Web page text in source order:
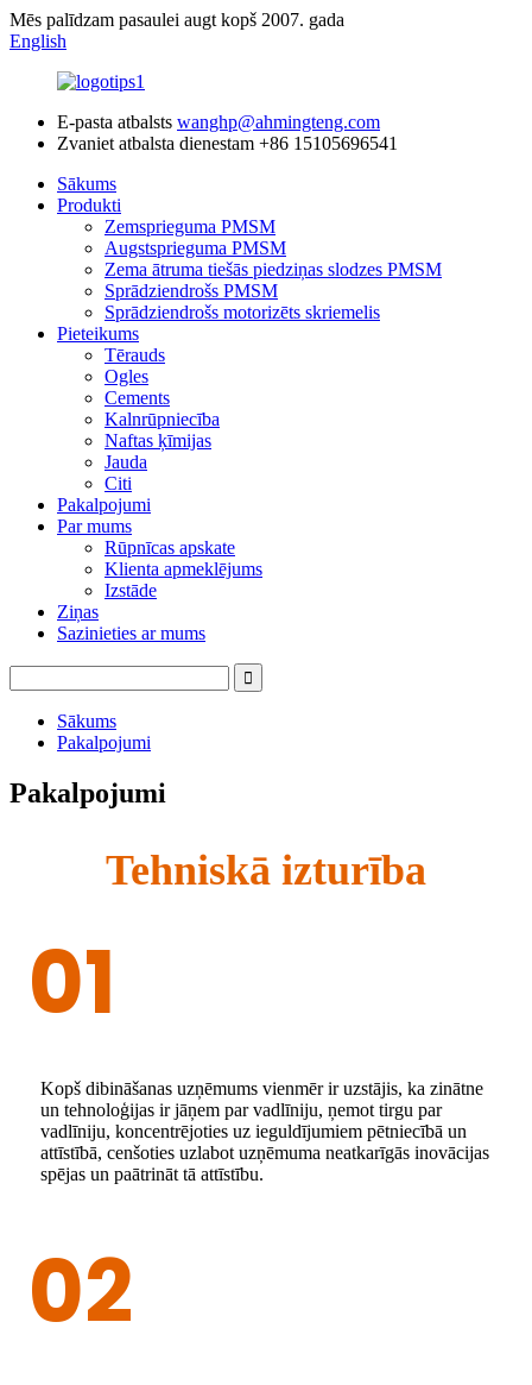
Mēs palīdzam pasaulei augt kopš 2007. gada
English
E-pasta atbalsts wanghp@ahmingteng.com
Zvaniet atbalsta dienestam +86 15105696541
Sākums
Produkti
Zemsprieguma PMSM
Augstsprieguma PMSM
Zema ātruma tiešās piedziņas slodzes PMSM
Sprādziendrošs PMSM
Sprādziendrošs motorizēts skriemelis
Pieteikums
Tērauds
Ogles
Cements
Kalnrūpniecība
Naftas ķīmijas
Jauda
Citi
Pakalpojumi
Par mums
Rūpnīcas apskate
Klienta apmeklējums
Izstāde
Ziņas
Sazinieties ar mums
Sākums
Pakalpojumi
Pakalpojumi
Tehniskā izturība
01
Kopš dibināšanas uzņēmums vienmēr ir uzstājis, ka zinātne
un tehnoloģijas ir jāņem par vadlīniju, ņemot tirgu par
vadlīniju, koncentrējoties uz ieguldījumiem pētniecībā un
attīstībā, cenšoties uzlabot uzņēmuma neatkarīgās inovācijas
spējas un paātrināt tā attīstību.
02